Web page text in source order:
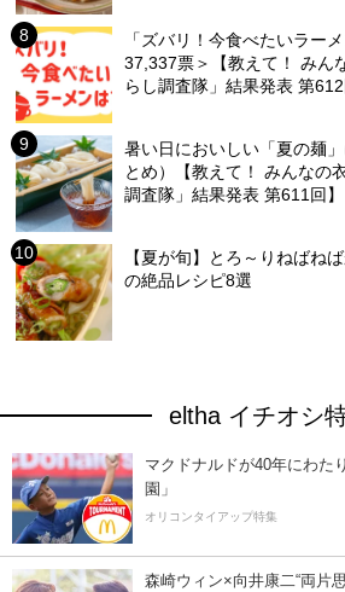
「ズバリ！今食べたいラー
37,337票＞【教えて！ みん
らし調査隊」結果発表 第612
暑い日においしい「夏の麺
とめ）【教えて！ みんなの
調査隊」結果発表 第611回】
【夏が旬】とろ～りねばね
の絶品レシピ8選
eltha イチオシ
マクドナルドが40年にわた
園」
オリコンタイアップ特集
森崎ウィン×向井康二“両片